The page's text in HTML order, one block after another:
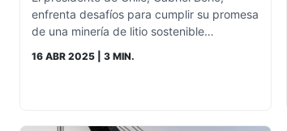
enfrenta desafíos para cumplir su promesa
de una minería de litio sostenible…
16 ABR 2025 | 3 MIN.